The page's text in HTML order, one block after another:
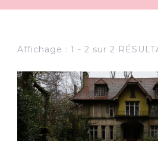
Affichage : 1 - 2 sur 2